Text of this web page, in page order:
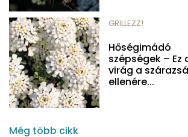
GRILLEZZ!
Hőségimádó
szépségek – Ez
virág a
ellenére...
Még több cikk